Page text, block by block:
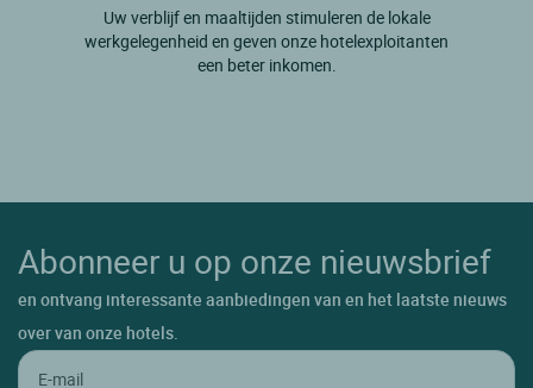
Uw verblijf en maaltijden stimuleren de lokale
werkgelegenheid en geven onze hotelexploitanten
een beter inkomen.
Abonneer u op onze nieuwsbrief
en ontvang interessante aanbiedingen van en het laatste nieuws
over van onze hotels.